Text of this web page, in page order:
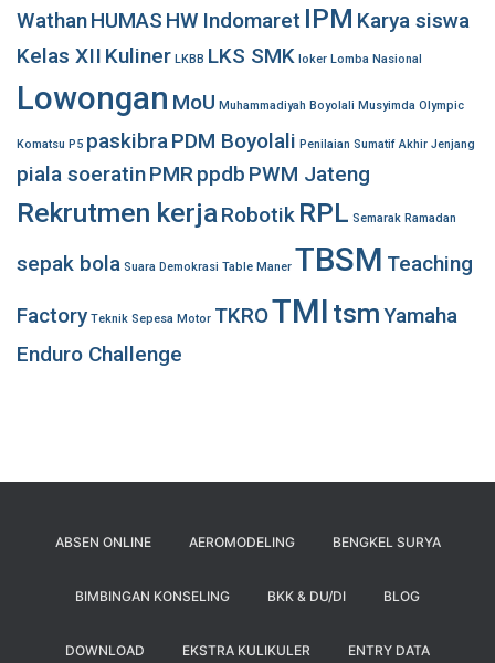
WathanHUMAS HW Indomaret IPM Karya siswa
Kelas XII Kuliner LKBB LKS SMK loker Lomba Nasional
Lowongan MoU Muhammadiyah Boyolali Musyimda Olympic
Komatsu P5 paskibraPDM Boyolali Penilaian Sumatif Akhir Jenjang
piala soeratinPMRppdb PWM Jateng
Rekrutmen kerja Robotik RPL Semarak Ramadan
sepak bola Suara Demokrasi Table Maner TBSM Teaching
Factory Teknik Sepesa Motor TKROTMI tsmYamaha
Enduro Challenge
ABSEN ONLINE AEROMODELING BENGKEL SURYA
BIMBINGAN KONSELING BKK & DU/DI BLOG
DOWNLOAD EKSTRA KULIKULER ENTRY DATA